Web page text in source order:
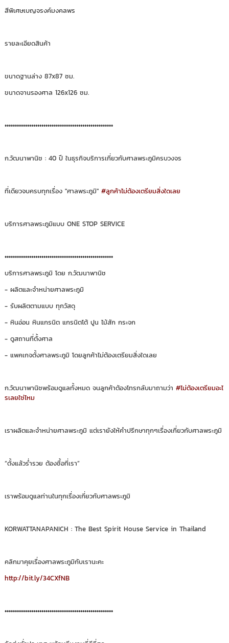
สีพิเศษเบญจรงค์มงคลพร
รายละเอียดสินค้า
ขนาดฐานล่าง 87x87 ซม.
ขนาดจานรองศาล 126x126 ซม.
•••••••••••••••••••••••••••••••••••••••••••••••••••••
ก.วัฒนาพานิช : 40 ปี ในธุรกิจบริการเกี่ยวกับศาลพระภูมิครบวงจร
ที่เดียวจบครบทุกเรื่อง "ศาลพระภูมิ"#ลูกค้าไม่ต้องเตรียมสิ่งใดเลย
บริการศาลพระภูมิแบบ ONE STOP SERVICE
•••••••••••••••••••••••••••••••••••••••••••••••••••••
บริการศาลพระภูมิ โดย ก.วัฒนาพานิช
- ผลิตและจำหน่ายศาลพระภูมิ
- รับผลิตตามแบบ ทุกวัสดุ
- หินอ่อน หินแกรนิต แกรนิตโต้ ปูน ไม้สัก กระจก
- ดูสถานที่ตั้งศาล
- แพคเกจตั้งศาลพระภูมิ โดยลูกค้าไม่ต้องเตรียมสิ่งใดเลย
ก.วัฒนาพานิชพร้อมดูแลทั้งหมด จนลูกค้าต้องโทรกลับมาถามว่า#ไม่ต้องเตรียมอะไ
รเลยใช่ไหม
เราผลิตและจำหน่ายศาลพระภูมิ แต่เรายังให้คำปรึกษาทุกๆเรื่องเกี่ยวกับศาลพระภูมิ
“ตั้งแล้วร่ำรวย ต้องซื้อที่เรา”
เราพร้อมดูแลท่านในทุกเรื่องเกี่ยวกับศาลพระภูมิ
KORWATTANAPANICH : The Best Spirit House Service in Thailand
คลิกมาคุยเรื่องศาลพระภูมิกับเรานะคะ
http://bit.ly/34CXfNB
•••••••••••••••••••••••••••••••••••••••••••••••••••••